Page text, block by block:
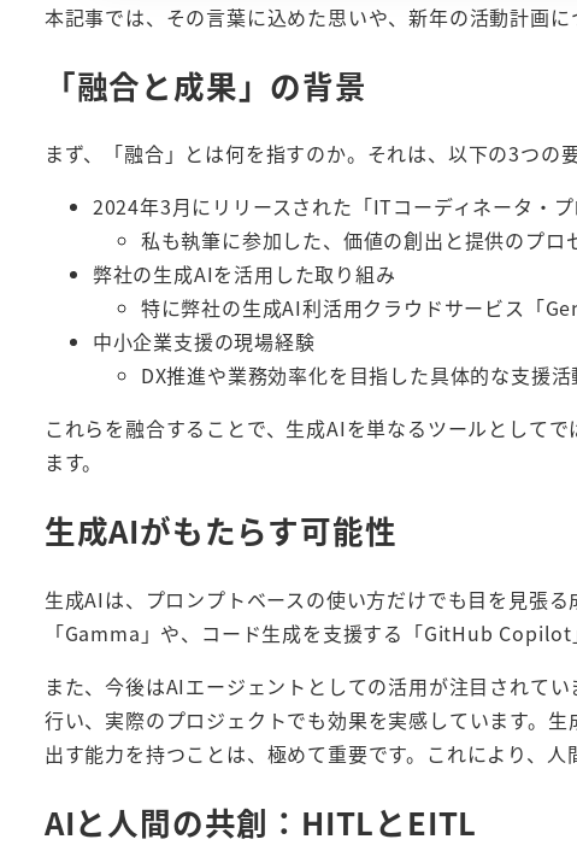
本記事では、その言葉に込めた思いや、新年の活動計画に
「融合と成果」の背景
まず、「融合」とは何を指すのか。それは、以下の3つの
2024年3月にリリースされた「ITコーディネータ・
私も執筆に参加した、価値の創出と提供のプ
弊社の生成AIを活用した取り組み
特に弊社の生成AI利活用クラウドサービス「
中小企業支援の現場経験
DX推進や業務効率化を目指した具体的な支援活
これらを融合することで、生成AIを単なるツールとして
ます。
生成AIがもたらす可能性
生成AIは、プロンプトベースの使い方だけでも目を見張
「Gamma」や、コード生成を支援する「GitHub Copilot
また、今後はAIエージェントとしての活用が注目されて
行い、実際のプロジェクトでも効果を実感しています。
出す能力を持つことは、極めて重要です。これにより、
AIと人間の共創：HITLとEITL